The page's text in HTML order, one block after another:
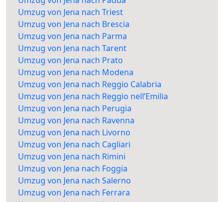
Umzug von Jena nach Triest
Umzug von Jena nach Brescia
Umzug von Jena nach Parma
Umzug von Jena nach Tarent
Umzug von Jena nach Prato
Umzug von Jena nach Modena
Umzug von Jena nach Reggio Calabria
Umzug von Jena nach Reggio nell’Emilia
Umzug von Jena nach Perugia
Umzug von Jena nach Ravenna
Umzug von Jena nach Livorno
Umzug von Jena nach Cagliari
Umzug von Jena nach Rimini
Umzug von Jena nach Foggia
Umzug von Jena nach Salerno
Umzug von Jena nach Ferrara